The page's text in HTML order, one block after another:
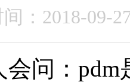
：2018-09-
问：